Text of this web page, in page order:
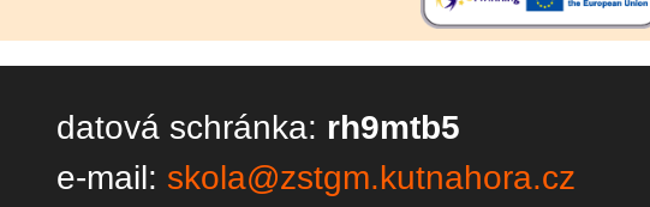
datová schránka: rh9mtb5
e-mail: skola@zstgm.kutnahora.cz